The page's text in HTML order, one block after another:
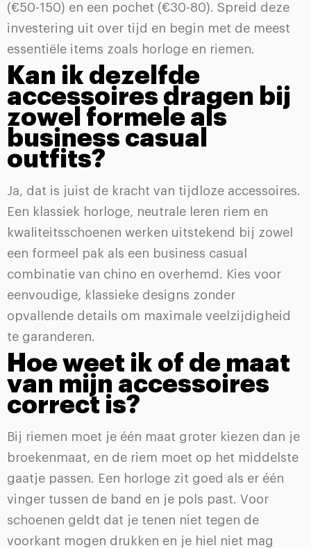
(€50-150) en een pochet (€30-80). Spreid deze
investering uit over tijd en begin met de meest
essentiële items zoals horloge en riemen.
Kan ik dezelfde
accessoires dragen bij
zowel formele als
business casual
outfits?
Ja, dat is juist de kracht van tijdloze accessoires.
Een klassiek horloge, neutrale leren riem en
kwaliteitsschoenen werken uitstekend bij zowel
een formeel pak als een business casual
combinatie van chino en overhemd. Kies voor
eenvoudige, klassieke designs zonder
opvallende details om maximale veelzijdigheid
te garanderen.
Hoe weet ik of de maat
van mijn accessoires
correct is?
Bij riemen moet je één maat groter kiezen dan je
broekenmaat, en de riem moet op het middelste
gaatje passen. Een horloge zit goed als er één
vinger tussen de band en je pols past. Voor
schoenen geldt dat je tenen niet tegen de
voorkant mogen drukken en je hiel niet mag